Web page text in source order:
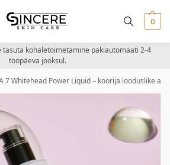
0
tasuta kohaletoimetamine pakiautomaati 2-4
tööpäeva jooksul.
7 Whitehead Power Liquid – koorija looduslike